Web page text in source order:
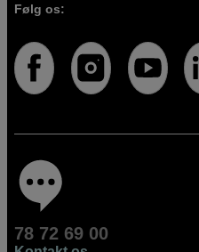
Følg os:
78 72 69 00